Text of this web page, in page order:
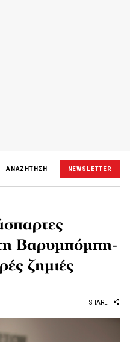
ΑΝΑΖΗΤΗΣΗ NEWSLETTER
Βαρυμπόμπη-
ζημιές
SHARE